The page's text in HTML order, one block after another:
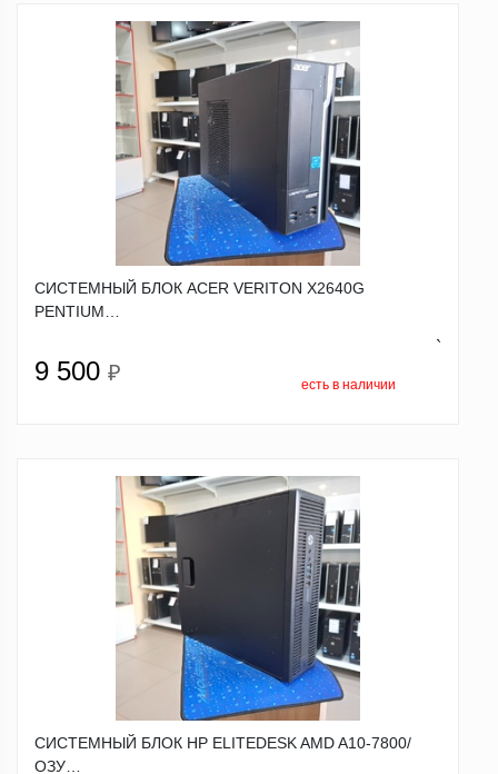
СИСТЕМНЫЙ БЛОК ACER VERITON X2640G
PENTIUM…
9 500 ₽
`
есть в наличии
СИСТЕМНЫЙ БЛОК HP ELITEDESK AMD A10-7800/
ОЗУ…